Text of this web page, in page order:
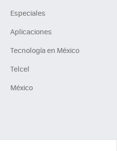
Especiales
Aplicaciones
Tecnología en México
Telcel
México